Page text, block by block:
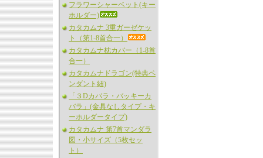
フラワーシャーベット(キー
ホルダー)
カタカムナ 3重ガーゼケッ
ト（第1-8首合一）
カタカムナ枕カバー（1-8首
合一）
カタカムナドラゴン(特典ペ
ンダント紐)
「３Dカバラ・バッキーカ
バラ」(金具なしタイプ・キ
ーホルダータイプ)
カタカムナ 第7首マンダラ
図・小サイズ（5枚セッ
ト）